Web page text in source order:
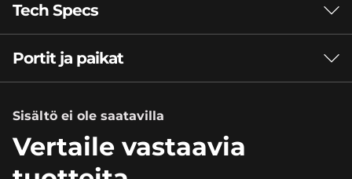
Pelitehoa ilman
kompromisseja.
Huippuluokan
suorituskykyä Intel
Core™ -suorittimilla.
Tech Specs
Suorituskyky
60 Wh
Rapid Charge Pro
Portit ja paikat
Sisältö ei ole saatavilla
Vertaile vastaavia